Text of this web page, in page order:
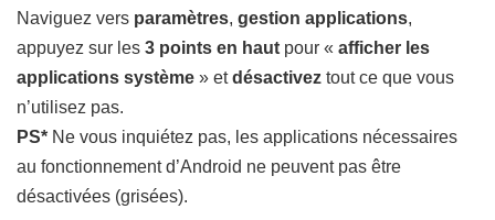
Naviguez vers paramètres, gestion applications,
appuyez sur les 3 points en haut pour « afficher les
applications système » etdésactivez tout ce que vous
n’utilisez pas.
PS* Ne vous inquiétez pas, les applications nécessaires
au fonctionnement d’Android ne peuvent pas être
désactivées (grisées).